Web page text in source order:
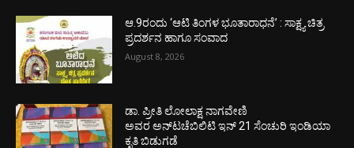
ಆ.9ರಂದು ‘ಆಟಿ ತಿಂಗಳ ಭೂತಾರಾಧನೆ’ : ಸಾಕ್ಷ್ಯ ಚಿತ್ರ
ಪ್ರದರ್ಶನ ಹಾಗೂ ಸಂವಾದ
August 8, 2026
ಡಾ. ಪ್ರೀತಿ ಲೋಲಾಕ್ಷ ನಾಗವೇಣಿ
ಅವರ ಅನ್‌ಟಚೆಬಿಲಿಟಿ ಇನ್ 21 ಸೆಂಚುರಿ ಇಂಡಿಯಾ
ಕೃತಿ ಬಿಡುಗಡೆ